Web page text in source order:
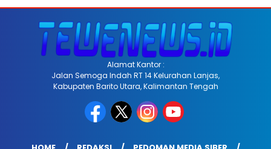
Alamat Kantor :
Jalan Semoga Indah RT 14 Kelurahan Lanjas,
Kabupaten Barito Utara, Kalimantan Tengah